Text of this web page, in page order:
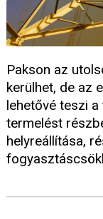
Pakson az
kerülhet, de az
lehetővé teszi
termelést
helyreállítása,